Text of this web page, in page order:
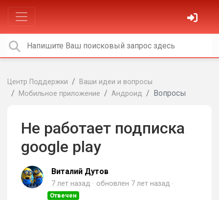
Центр Поддержки
Ваши идеи и вопросы
Мобильное приложение
Андроид Вопросы
Не работает подписка
google play
Виталий Дутов
7 лет назад обновлен 7 лет назад
Отвечен